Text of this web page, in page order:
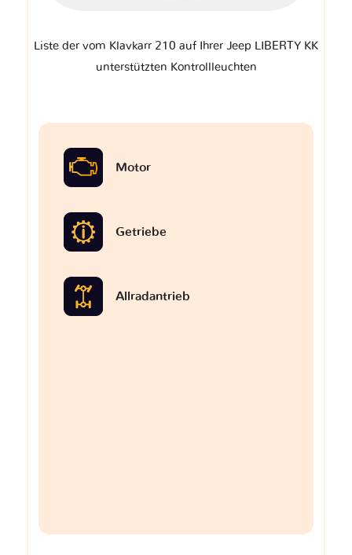
Liste der vom Klavkarr 210 auf Ihrer Jeep LIBERTY KK
unterstützten Kontrollleuchten
Motor
Getriebe
Allradantrieb